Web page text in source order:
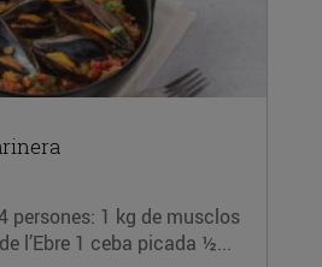
persones: 1 kg de musclos
l’Ebre 1 ceba picada ½...